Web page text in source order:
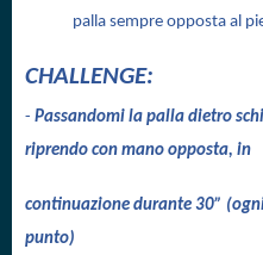
palla sempre opposta al
CHALLENGE:
- Passandomi la palla dietro
riprendo con mano opposta, in
continuazione durante 30”
punto)